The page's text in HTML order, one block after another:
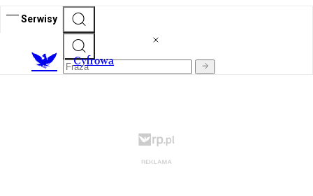
Serwisy
Cyfrowa